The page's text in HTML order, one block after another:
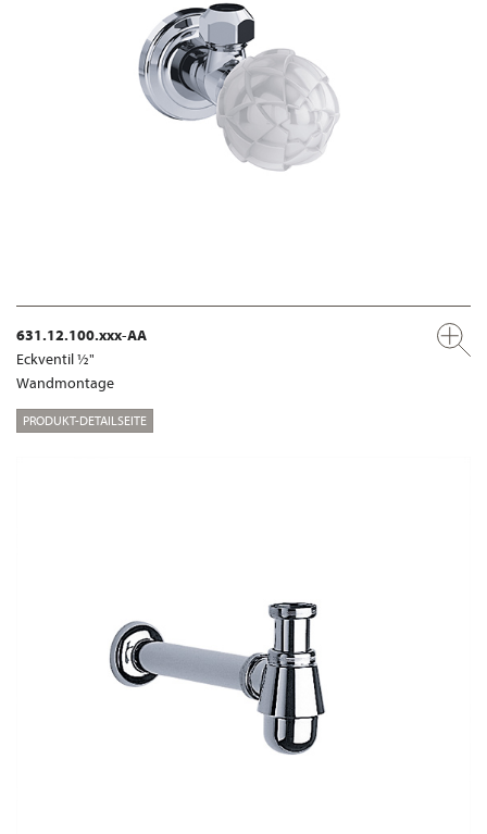
631.12.100.xxx-AA
Eckventil ½"
Wandmontage
PRODUKT-DETAILSEITE